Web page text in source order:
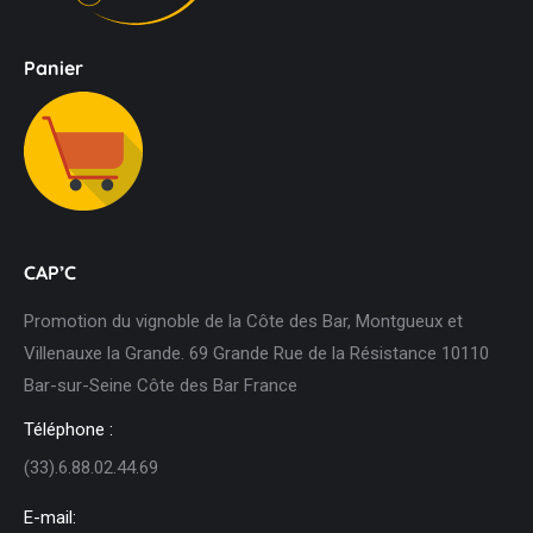
Panier
CAP’C
Promotion du vignoble de la Côte des Bar, Montgueux et
Villenauxe la Grande. 69 Grande Rue de la Résistance 10110
Bar-sur-Seine Côte des Bar France
Téléphone :
(33).6.88.02.44.69
E-mail: